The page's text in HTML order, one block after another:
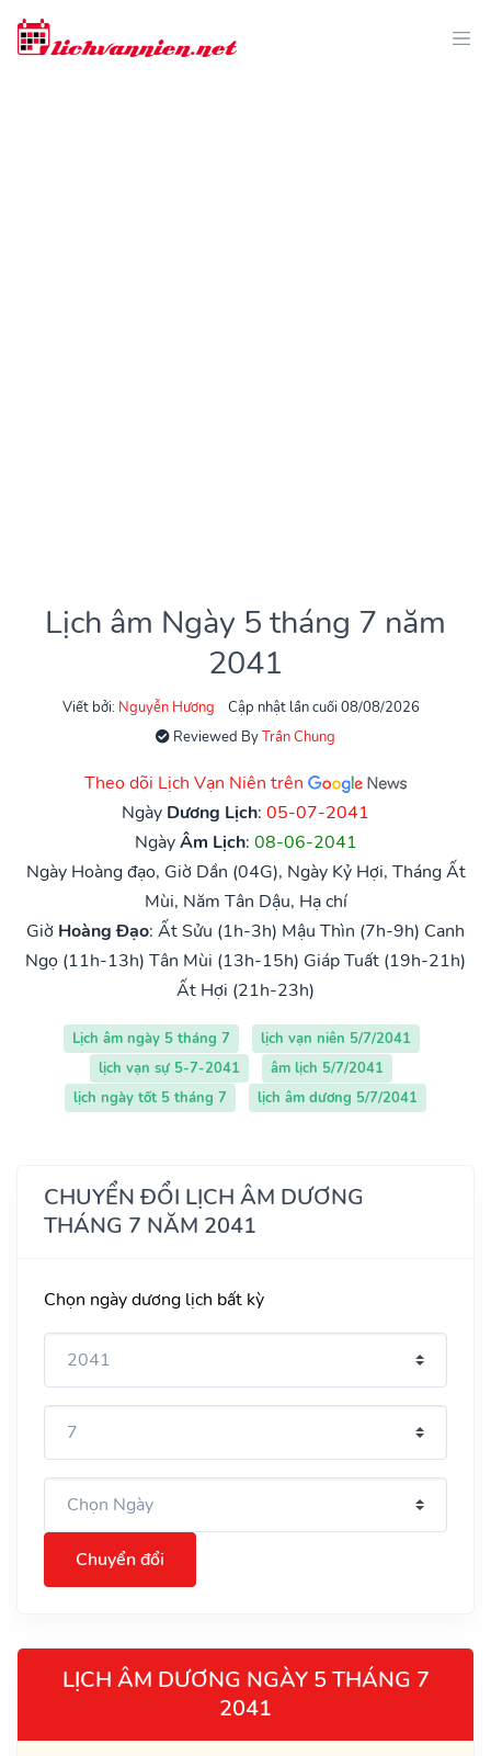
Lịch âm Ngày 5 tháng 7 năm
2041
Viết bởi: Nguyễn Hương
Cập nhật lần cuối 08/08/2026
Reviewed ByTrần Chung
Theo dõi Lịch Vạn Niên trên
Ngày Dương Lịch: 05-07-2041
NgàyÂm Lịch: 08-06-2041
Ngày Hoàng đạo, Giờ Dần (04G), Ngày Kỷ Hợi, Tháng Ất
Mùi, Năm Tân Dậu, Hạ chí
Giờ Hoàng Đạo: Ất Sửu (1h-3h) Mậu Thìn (7h-9h) Canh
Ngọ (11h-13h) Tân Mùi (13h-15h) Giáp Tuất (19h-21h)
Ất Hợi (21h-23h)
Lịch âm ngày 5 tháng 7
lịch vạn niên 5/7/2041
lịch vạn sự 5-7-2041
âm lịch 5/7/2041
lịch ngày tốt 5 tháng 7
lịch âm dương 5/7/2041
CHUYỂN ĐỔI LỊCH ÂM DƯƠNG
THÁNG 7 NĂM 2041
Chọn ngày dương lịch bất kỳ
Chuyển đổi
LỊCH ÂM DƯƠNG NGÀY 5 THÁNG 7
2041